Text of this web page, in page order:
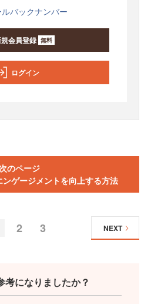
ルバックナンバー
会員登録 無料
ログイン
のページ
ゲージメントを向上する方法
2 3 NEXT
考になりましたか？